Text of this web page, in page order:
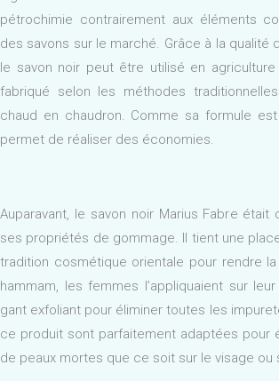
pétrochimie contrairement aux éléments
des savons sur le marché. Grâce à la qualité
le savon noir peut être utilisé en
fabriqué selon les méthodes
chaud en chaudron. Comme sa formule
permet de réaliser des économies.
Auparavant, le savon noir Marius Fabre
ses propriétés de gommage. Il tient une
tradition cosmétique orientale pour rendre
hammam, les femmes l’appliquaient sur
gant exfoliant pour éliminer toutes les
ce produit sont parfaitement adaptées pour
de peaux mortes que ce soit sur le visage ou